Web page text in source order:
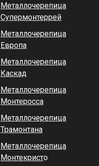
Металлочерепица
Супермонтеррей
Металлочерепица
Европа
Металлочерепица
Каскад
Металлочерепица
Монтеросса
Металлочерепица
Трамонтана
Металлочерепица
Монтекристо